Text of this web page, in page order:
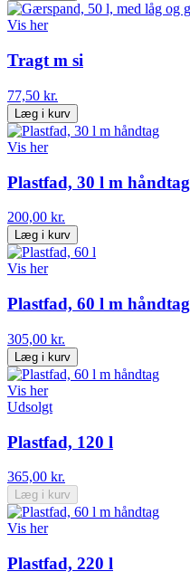
Vis her
Tragt m si
77,50 kr.
Læg i kurv
Vis her
Plastfad, 30 l m håndtag
200,00 kr.
Læg i kurv
Vis her
Plastfad, 60 l m håndtag
305,00 kr.
Læg i kurv
Vis her
Udsolgt
Plastfad, 120 l
365,00 kr.
Læg i kurv
Vis her
Plastfad, 220 l